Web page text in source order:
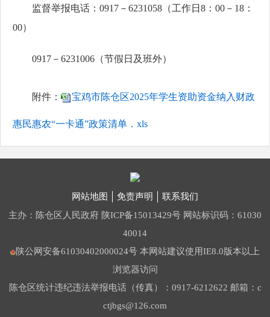
监督举报电话：0917－6231058（工作日8：00－18：
00）
0917－6231006（节假日及班外）
附件： 宝鸡市陈仓区2025年学生资助资金纳入财政
惠民惠农“一卡通”政策清单．xls
网站地图 免责声明
联系我们
主办：陈仓区人民政府 陕ICP备15013429号 网站标识码：61030
40014
陕公网安备61030402000024号本网站建议使用IE8.0版本以上
浏览器访问
陈仓区统计违纪违法举报电话（传真）：0917-6212622 邮箱：c
ctjbgs@126.com